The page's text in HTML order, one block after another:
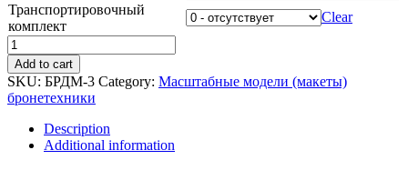
Транспортировочный
комплект
Clear
Масштабная
модель
(макет)
Боевой
разведывательной
машины
БРДМ-3
quantity
Add to cart
SKU: БРДМ-3 Category: Масштабные модели (макеты)
бронетехники
Description
Additional information